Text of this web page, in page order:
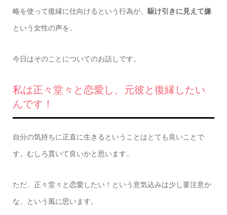
略を使って復縁に仕向けるという行為が、 駆け引きに見えて嫌
という女性の声を。
今日はそのことについてのお話しです。
私は正々堂々と恋愛し、元彼と復縁したい
んです！
自分の気持ちに正直に生きるということはとても良いことで
す。むしろ貫いて良いかと思います。
ただ、正々堂々と恋愛したい！という意気込みは少し要注意か
な、という風に思います。